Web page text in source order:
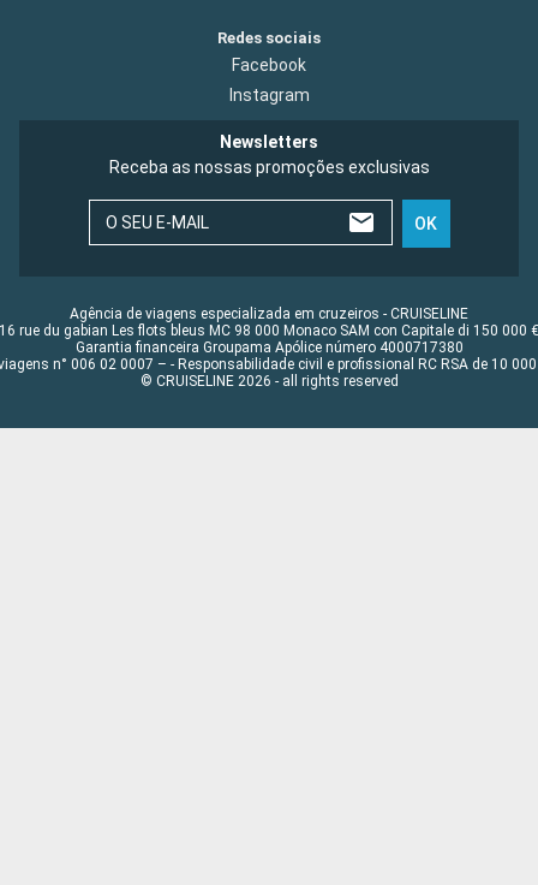
Redes sociais
Facebook
Instagram
Newsletters
Receba as nossas promoções exclusivas
O SEU E-MAIL OK
Agência de viagens especializada em cruzeiros - CRUISELINE
16 rue du gabian Les flots bleus MC 98 000 Monaco SAM con Capitale di 150 000 €
Garantia financeira Groupama Apólice número 4000717380
n° 006 02 0007 – - Responsabilidade civil e profissional RC RSA de 10 000
© CRUISELINE 2026 - all rights reserved